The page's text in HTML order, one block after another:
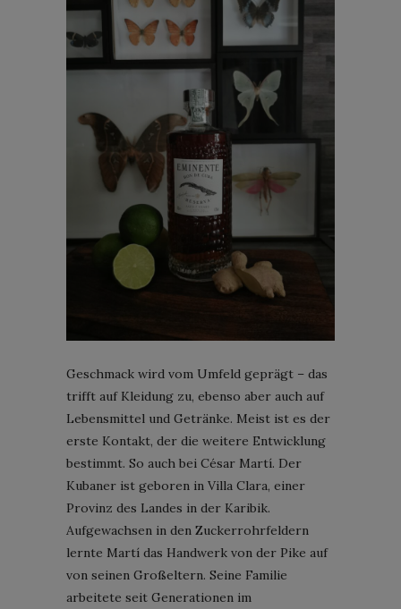
Geschmack wird vom Umfeld geprägt – das
trifft auf Kleidung zu, ebenso aber auch auf
Lebensmittel und Getränke. Meist ist es der
erste Kontakt, der die weitere Entwicklung
bestimmt. So auch bei César Martí. Der
Kubaner ist geboren in Villa Clara, einer
Provinz des Landes in der Karibik.
Aufgewachsen in den Zuckerrohrfeldern
lernte Martí das Handwerk von der Pike auf
von seinen Großeltern. Seine Familie
arbeitete seit Generationen im